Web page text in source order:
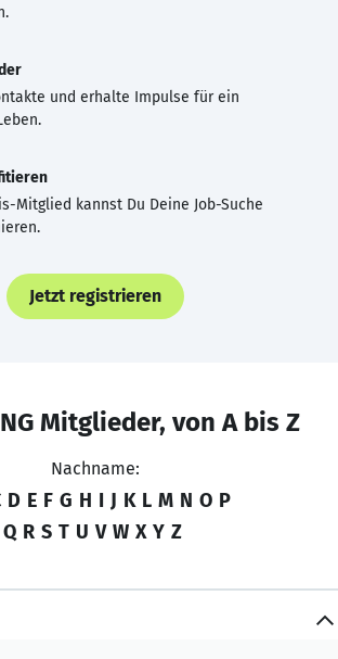
und erhalte Impulse für ein
Mitglied kannst Du Deine Job-Suche
Jetzt registrieren
Mitglieder, von A bis Z
Nachname:
D E F G H I J K L M N O P
Q R S T U V W X Y Z